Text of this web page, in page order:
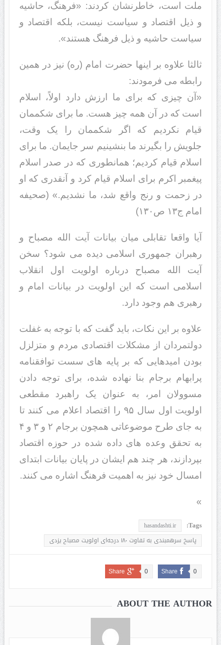
ملت است، خاطرنشان کردند: «فرهنگ، حاشیه
و ذیل اقتصاد و سیاست نیست، بلکه اقتصاد و
سیاست حاشیه و ذیل فرهنگ هستند».
ثالثا علاوه بر اینها حضرت امام (ره) نیز در همین
رابطه می فرمودند:
«آن چیزی که برای ما ارزش دارد اولاً، اسلام
است که در آن همه چیز هست. ما برای شکممان
قیام نکردیم که اگر شکممان را یک وقت،
جلویش را بگیرند ما بنشینیم سر جایمان. ما برای
اسلام قیام کردیم؛ همان‏طوری که در صدر اسلام
پیغمبر اکرم برای اسلام قیام کرد و آنقدری که او
در زحمت و رنج واقع شد، ما نشدیم.» (صحیفه
امام ج۱۳ ص۱۳۰)
آیا واقعا تقابلی میان بیانات آیت الله مصباح و
رهبران جمهوری اسلامی دیده می شود؟ سخن
آیت الله مصباح درباره اولویت اول انقلاب
اسلامی است که این اولویت در بیانات امام و
رهبری هم وجود دارد.
علاوه بر این نکات، باید گفت که با توجه به غفلت
دولتمردان از مشکلات اقتصادی مردم و متزلزل
بودن امیدهایی که بر پایه های سست توافقنامه
پرابهام برجام بنا نهاده شده، برای توجه دادن
مسوولان امر، به عنوان یک راهبرد مقطعی
اولویت اول سال ۹۵ را اقتصاد اعلام می کنند تا
به جای طرح موضوعاتی همچون برجام ۲ و ۳ و ۴
به تحقق وعده های داده شده در حوزه اقتصاد
بپردازند، هر چند هم ایشان در پایان بیانات ابتدای
امسال خود نیز به اهمیت فرهنگ اشاره می کنند.
»
Tags:
hasandashti.ir
پاسخ سرهمبندی به تفاوت ۱۸۰ درجه‌ای اولویت مصباح یزدی
Share 0
Share 0
ABOUT THE AUTHOR